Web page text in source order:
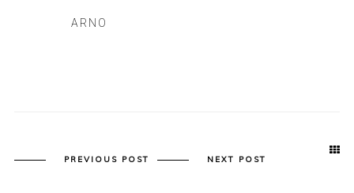
ARNO
PREVIOUS POST NEXT POST